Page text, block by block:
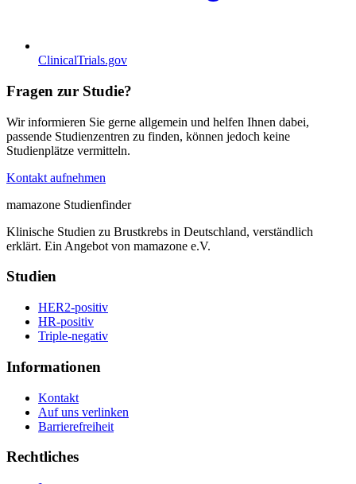
ClinicalTrials.gov
Fragen zur Studie?
Wir informieren Sie gerne allgemein und helfen Ihnen dabei,
passende Studienzentren zu finden, können jedoch keine
Studienplätze vermitteln.
Kontakt aufnehmen
mamazone Studienfinder
Klinische Studien zu Brustkrebs in Deutschland, verständlich
erklärt. Ein Angebot von mamazone e.V.
Studien
HER2-positiv
HR-positiv
Triple-negativ
Informationen
Kontakt
Auf uns verlinken
Barrierefreiheit
Rechtliches